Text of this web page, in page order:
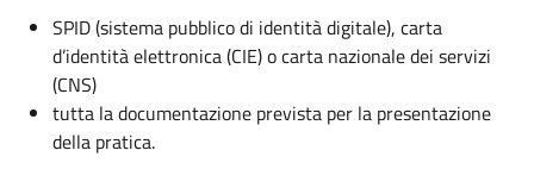
SPID (sistema pubblico di identità digitale), carta
d’identità elettronica (CIE) o carta nazionale dei servizi
(CNS)
tutta la documentazione prevista per la presentazione
della pratica.